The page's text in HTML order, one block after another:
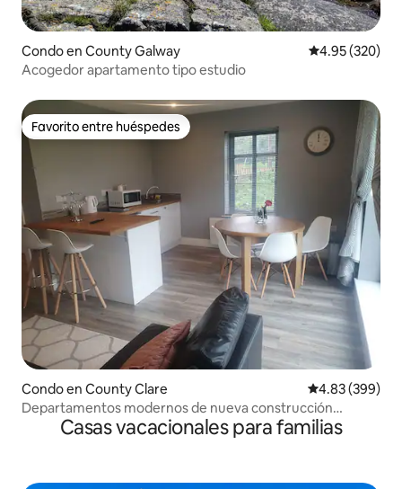
Condo en County Galway Calificación
4.95 (320)
Acogedor apartamento tipo estudio
Favorito entre huéspedes
Favorito entre huéspedes
Condo en County Clare Calificación
4.83 (399)
Departamentos modernos de nueva construcción
ubicados en Doolin
Casas vacacionales para familias